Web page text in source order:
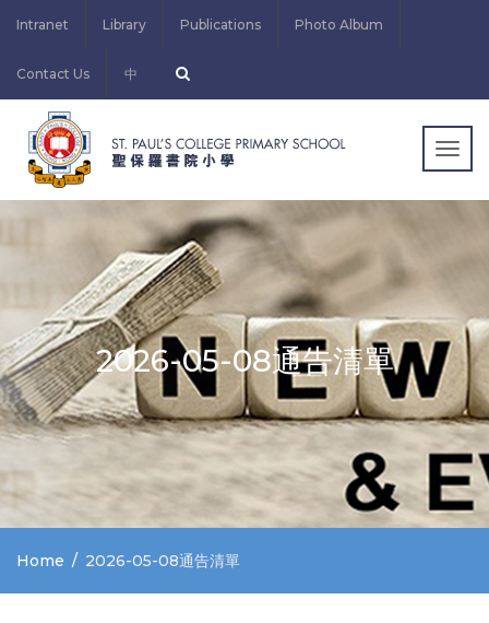
Intranet Library Publications Photo Album
Contact Us 中
2026-05-08通告清單
Home 2026-05-08通告清單